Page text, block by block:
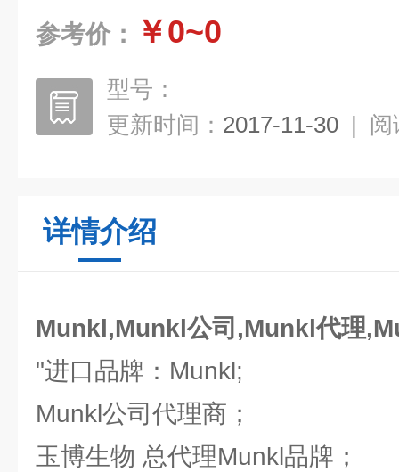
参考价： ￥0~0
型号：
更新时间： 2017-11-30 | 阅
详情介绍
Munkl,Munkl公司,Munkl代理
"进口品牌：Munkl;
Munkl公司代理商；
玉博生物 总代理Munkl品牌；